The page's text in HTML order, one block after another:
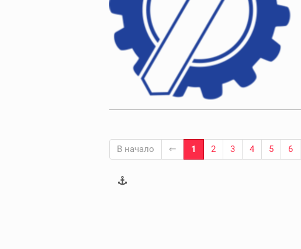
В начало ⇐ 1 2 3 4 5 6